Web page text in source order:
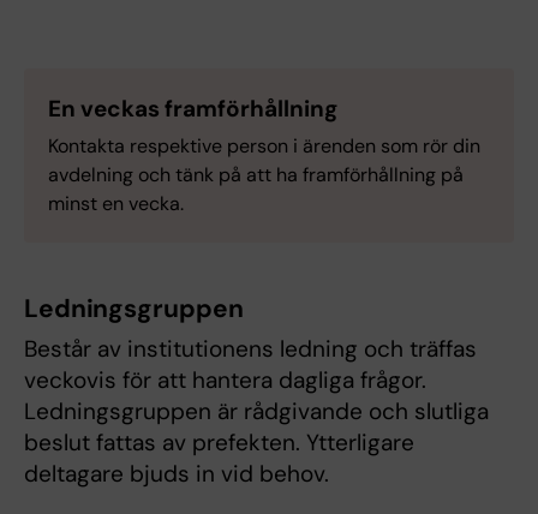
En veckas framförhållning
Kontakta respektive person i ärenden som rör din
avdelning och tänk på att ha framförhållning på
minst en vecka.
Ledningsgruppen
Består av institutionens ledning och träffas
veckovis för att hantera dagliga frågor.
Ledningsgruppen är rådgivande och slutliga
beslut fattas av prefekten. Ytterligare
deltagare bjuds in vid behov.